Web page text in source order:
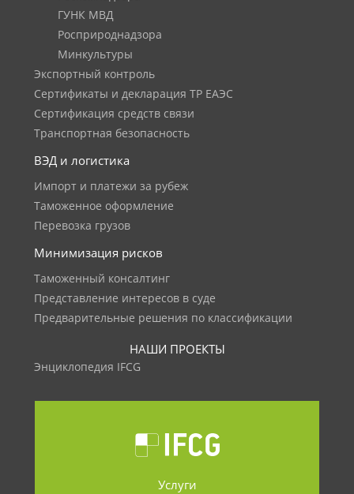
ГУНК МВД
Росприроднадзора
Минкультуры
Экспортный контроль
Сертификаты и декларация ТР ЕАЭС
Сертификация средств связи
Транспортная безопасность
ВЭД и логистика
Импорт и платежи за рубеж
Таможенное оформление
Перевозка грузов
Минимизация рисков
Таможенный консалтинг
Представление интересов в суде
Предварительные решения по классификации
НАШИ ПРОЕКТЫ
Энциклопедия IFCG
Услуги